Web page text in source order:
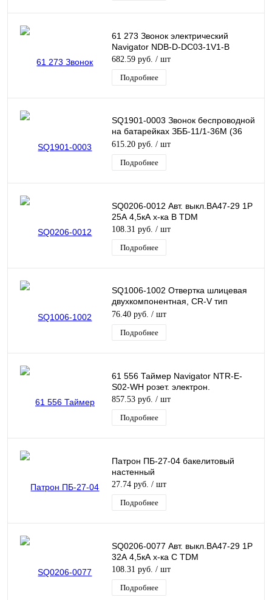
61 273 Звонок электрический
Navigator NDB-D-DC03-1V1-B
682.59 руб. / шт
Подробнее
SQ1901-0003 Звонок беспроводной
на батарейках ЗББ-11/1-36М (36
мелодий, кнопка IP30, 2х1,5В АА)
TDM
615.20 руб. / шт
Подробнее
SQ0206-0012 Авт. выкл.ВА47-29 1Р
25А 4,5кА х-ка В TDM
108.31 руб. / шт
Подробнее
SQ1006-1002 Отвертка шлицевая
двухкомпонентная, CR-V тип
SL3.0x100, серия "Алмаз" TDM (ЕС)
76.40 руб. / шт
Подробнее
61 556 Таймер Navigator NTR-E-
S02-WH розет. электрон.
857.53 руб. / шт
Подробнее
Патрон ПБ-27-04 бакелитовый
настенный
27.74 руб. / шт
Подробнее
SQ0206-0077 Авт. выкл.ВА47-29 1Р
32А 4,5кА х-ка С TDM
108.31 руб. / шт
Подробнее